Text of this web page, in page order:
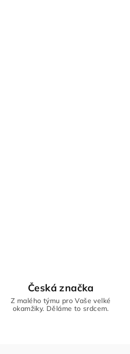
Česká značka
Z malého týmu pro Vaše velké
okamžiky. Děláme to srdcem.